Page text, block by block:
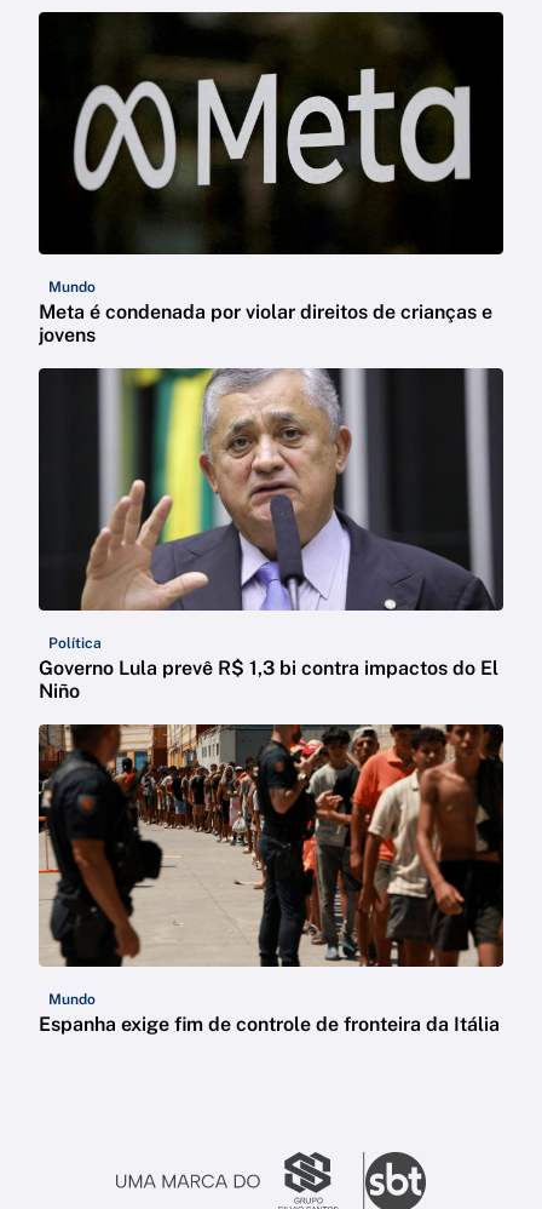
Mundo
Meta é condenada por violar direitos de crianças e
jovens
Política
Governo Lula prevê R$ 1,3 bi contra impactos do El
Niño
Mundo
Espanha exige fim de controle de fronteira da Itália